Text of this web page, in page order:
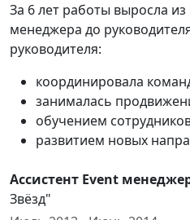
За 6 лет работы выросла
менеджера до
руководителя:
координировала
занималась
обучением
развитием новых
Ассистент Event
Звёзд"